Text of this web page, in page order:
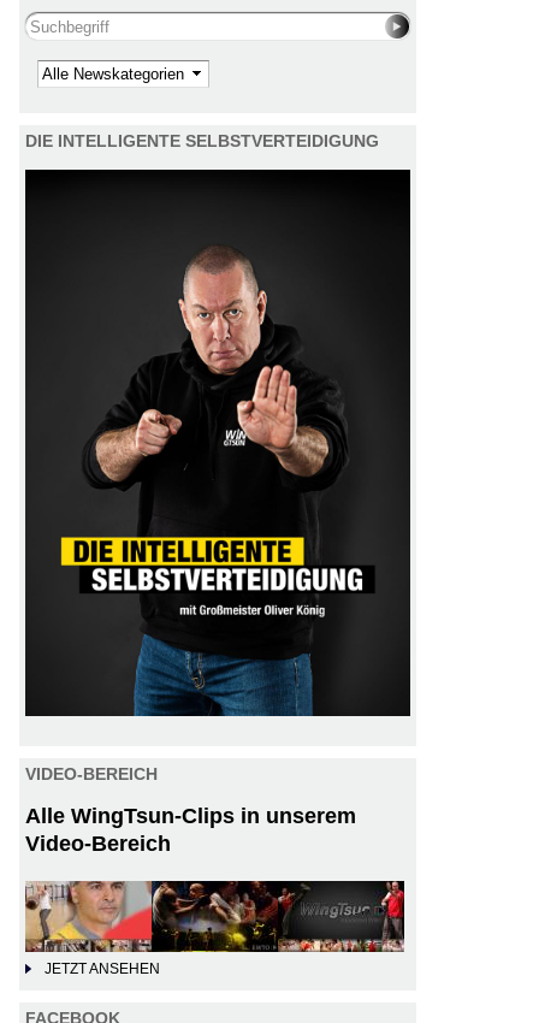
Search this site
Kategorie
DIE INTELLIGENTE SELBSTVERTEIDIGUNG
VIDEO-BEREICH
Alle WingTsun-Clips in unserem
Video-Bereich
JETZT ANSEHEN
FACEBOOK